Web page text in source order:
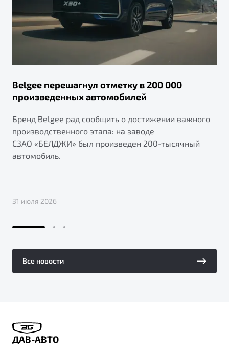
Belgee перешагнул отметку в 200 000
произведенных автомобилей
Бренд Belgee рад сообщить о достижении важного
производственного этапа: на заводе
СЗАО «БЕЛДЖИ» был произведен 200-тысячный
автомобиль.
31 июля 2026
Все новости
ДАВ-АВТО